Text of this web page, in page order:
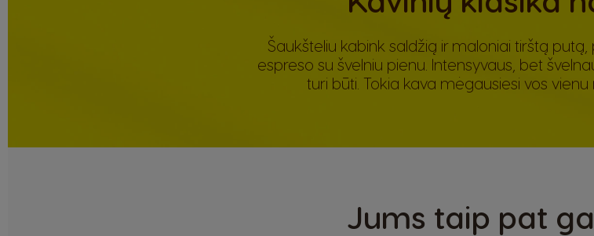
Šaukšteliu kabink saldžią ir maloniai tirštą
espreso su švelniu pienu. Intensyvaus, bet
turi būti. Tokia kava mėgausiesi vos
Jums taip pat